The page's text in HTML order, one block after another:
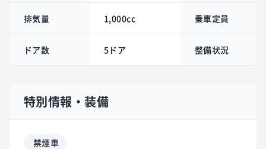
排気量 1,000cc 乗車定員
ドア数 5ドア 整備状況
特別情報・装備
禁煙車